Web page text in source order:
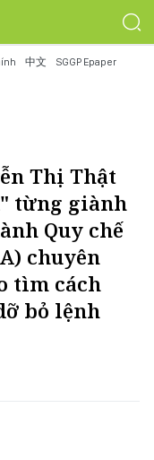
中文 SGGP Epaper
Thị Thật
từng giành
Quy chế
chuyên
tìm cách
bỏ lệnh